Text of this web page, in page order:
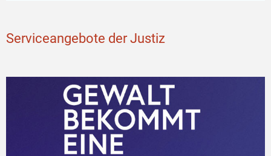
Serviceangebote der Justiz